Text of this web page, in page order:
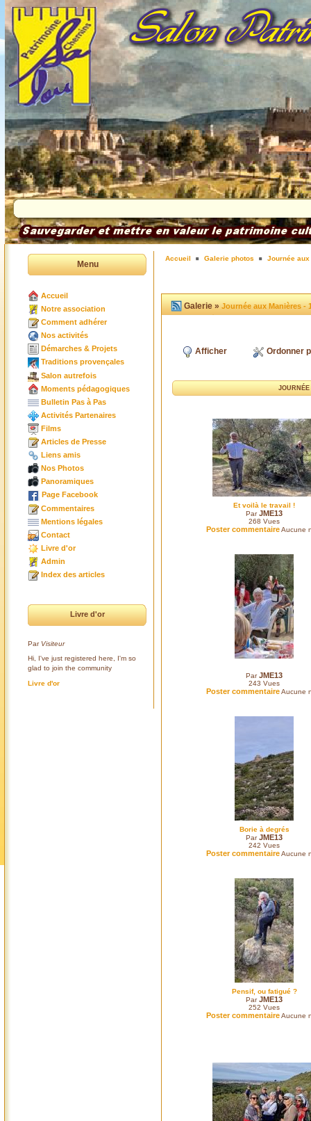
Menu
Accueil
Notre association
Comment adhérer
Nos activités
Démarches & Projets
Traditions provençales
Salon autrefois
Moments pédagogiques
Bulletin Pas à Pas
Activités Partenaires
Films
Articles de Presse
Liens amis
Nos Photos
Panoramiques
Page Facebook
Commentaires
Mentions légales
Contact
Livre d'or
Admin
Index des articles
Livre d'or
Par Visiteur
Hi, I've just registered here, I'm so
glad to join the community
Livre d'or
Accueil Galerie photos Journée aux
Galerie »Journée aux Manières -
Afficher Ordonner
Et voilà le travail !
ParJME13
268 Vues
Poster commentaireAucune
ParJME13
243 Vues
Poster commentaireAucune
Borie à degrés
ParJME13
242 Vues
Poster commentaireAucune
Pensif, ou fatigué ?
ParJME13
252 Vues
Poster commentaireAucune